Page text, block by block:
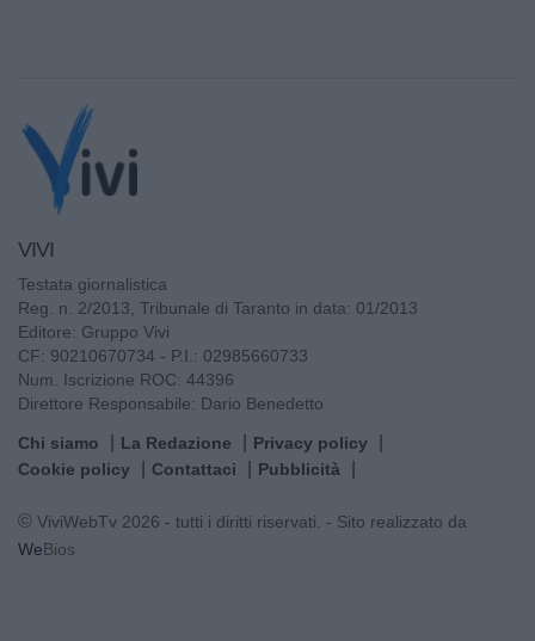
VIVI
Testata giornalistica
Reg. n. 2/2013, Tribunale di Taranto in data: 01/2013
Editore: Gruppo Vivi
CF: 90210670734 - P.I.: 02985660733
Num. Iscrizione ROC: 44396
Direttore Responsabile: Dario Benedetto
Chi siamo La Redazione
Privacy policy
Cookie policy
Contattaci Pubblicità
© ViviWebTv 2026 - tutti i diritti riservati. - Sito realizzato da
WeBios